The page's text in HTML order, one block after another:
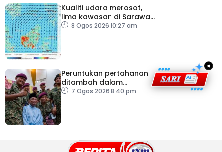
Kualiti udara merosot,
lima kawasan di Sarawak
catat IPU tidak sihat
8 Ogos 2026 10:27 am
Peruntukan pertahanan
ditambah dalam
Belanjawan 2027
7 Ogos 2026 8:40 pm
×